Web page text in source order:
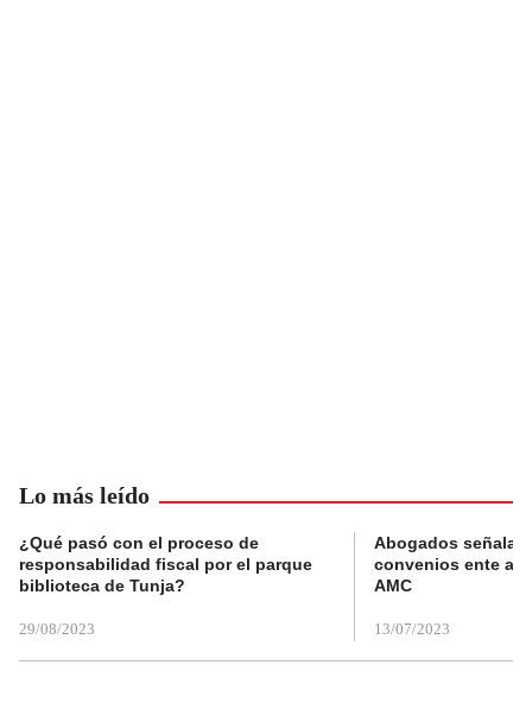
Lo más leído
¿Qué pasó con el proceso de
responsabilidad fiscal por el parque
biblioteca de Tunja?
29/08/2023
Abogados
convenios ente
AMC
13/07/2023